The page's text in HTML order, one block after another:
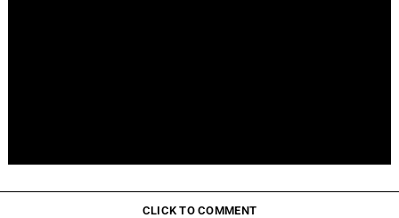
Pepeto Preventa: ¿Por Qué Está Ganando Popularidad?
CLICK TO COMMENT